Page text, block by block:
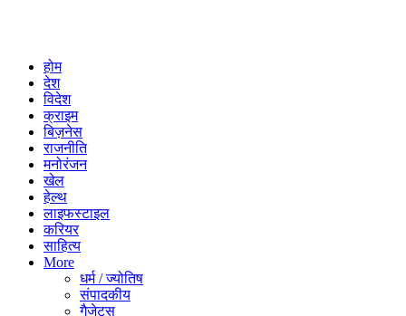
होम
देश
विदेश
क्राइम
बिज़नेस
राजनीति
मनोरंजन
खेल
हेल्थ
लाइफस्टाइल
करियर
साहित्य
More
धर्म / ज्योतिष
संपादकीय
गैजेट्स